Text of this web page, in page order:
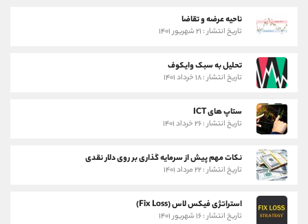
ناحیه عرضه و تقاضا
تاریخ انتشار : ۲۱ شهریور ۱۴۰۱
تحلیل به سبک وایکوف
تاریخ انتشار : ۱۸ خرداد ۱۴۰۱
ستاپ های ICT
تاریخ انتشار : ۲۶ خرداد ۱۴۰۱
نکات مهم پیش از سرمایه گذاری بر روی دلار نقدی
تاریخ انتشار : ۲۲ مرداد ۱۴۰۱
استراتژی فیکس لاس (Fix Loss)
تاریخ انتشار : ۱۶ شهریور ۱۴۰۱